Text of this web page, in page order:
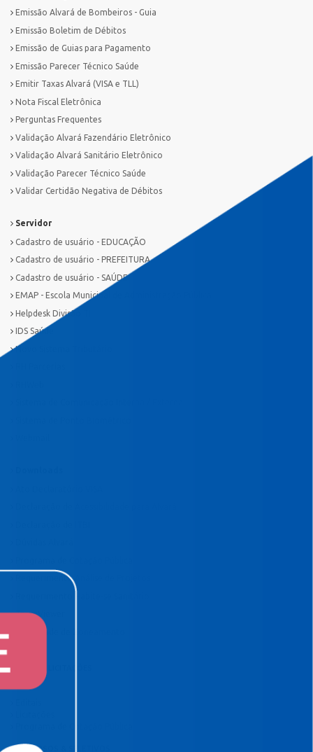
Emissão Alvará de Bombeiros - Guia
Emissão Boletim de Débitos
Emissão de Guias para Pagamento
Emissão Parecer Técnico Saúde
Emitir Taxas Alvará (VISA e TLL)
Nota Fiscal Eletrônica
Perguntas Frequentes
Validação Alvará Fazendário Eletrônico
Validação Alvará Sanitário Eletrônico
Validação Parecer Técnico Saúde
Validar Certidão Negativa de Débitos
Servidor
Cadastro de usuário - EDUCAÇÃO
Cadastro de usuário - PREFEITURA
Cadastro de usuário - SAÚDE
EMAP - Escola Municipal de Administração Pública
Helpdesk Divisão TI
IDS Saúde
Novo Sistema Tributário
Requerimento Análise de Projetos
TeamViewer
Viabilidade de Zoneamento
CONCURSOS & SELETIVOS